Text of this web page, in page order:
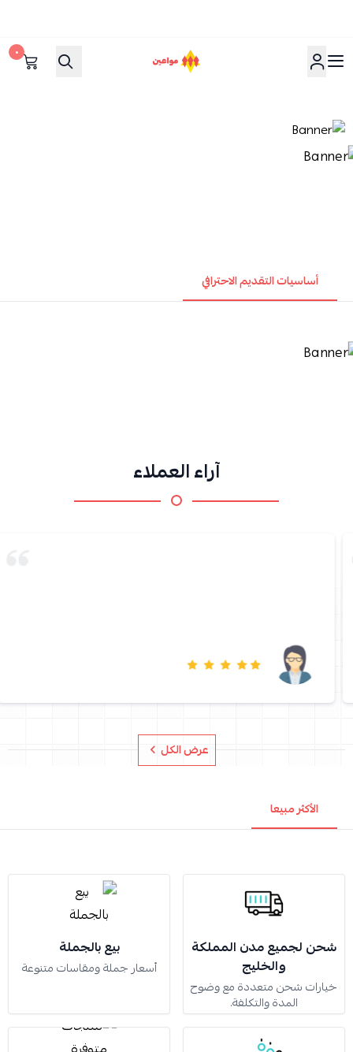
مواعين
٠
أساسيات التقديم الاحترافي
آراء العملاء
عرض الكل
الأكثر مبيعا
شحن لجميع مدن المملكة
والخليج
خيارات شحن متعددة مع وضوح
المدة والتكلفة.
بيع بالجملة
أسعار جملة ومقاسات متنوعة